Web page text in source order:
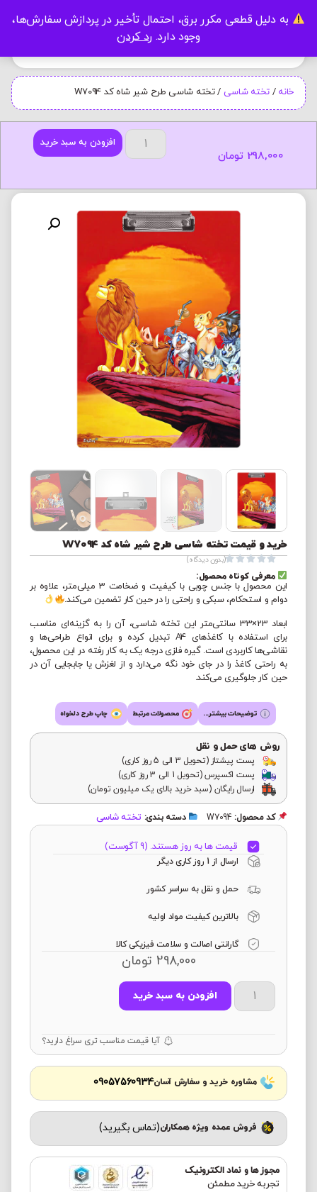
به دلیل قطعی مکرر برق، احتمال تأخیر در پردازش سفارش‌ها،
وجود دارد. رد کردن
خانه / تخته شاسی / تخته شاسی طرح شیر شاه کد W7094
افزودن به سبد خرید
298,000 تومان
خرید و قیمت تخته شاسی طرح شیر شاه کد W7094




(بدون دیدگاه)
معرفی کوتاه محصول:
این محصول با جنس چوبی با کیفیت و ضخامت 3 میلی‌متر، علاوه بر
دوام و استحکام، سبکی و راحتی را در حین کار تضمین می‌کند.
ابعاد 23×33 سانتی‌متر این تخته شاسی، آن را به گزینه‌ای مناسب
برای استفاده با کاغذهای A4 تبدیل کرده و برای انواع طراحی‌ها و
نقاشی‌ها کاربردی است. گیره فلزی درجه یک به کار رفته در این محصول،
به راحتی کاغذ را در جای خود نگه می‌دارد و از لغزش یا جابجایی آن در
حین کار جلوگیری می‌کند.
توضیحات بیشتر... محصولات مرتبط چاپ طرح دلخواه
روش های حمل و نقل
پست پیشتاز (تحویل 3 الی 5 روز کاری)
پست اکسپرس (تحویل 1 الی 3 روز کاری)
ارسال رایگان (سبد خرید بالای یک میلیون تومان)
کد محصول: W7094 دسته بندی: تخته شاسی
قیمت ها به روز هستند. (9 آگوست)
ارسال از 1 روز کاری دیگر
حمل و نقل به سراسر کشور
بالاترین کیفیت مواد اولیه
گارانتی اصالت و سلامت فیزیکی کالا
298,000 تومان
افزودن به سبد خرید
آیا قیمت مناسب تری سراغ دارید؟
مشاوره خرید و سفارش آسان09057560934
فروش عمده ویژه همکاران(تماس بگیرید)
مجوز ها و نماد الکترونیک
تجربه خرید مطمئن